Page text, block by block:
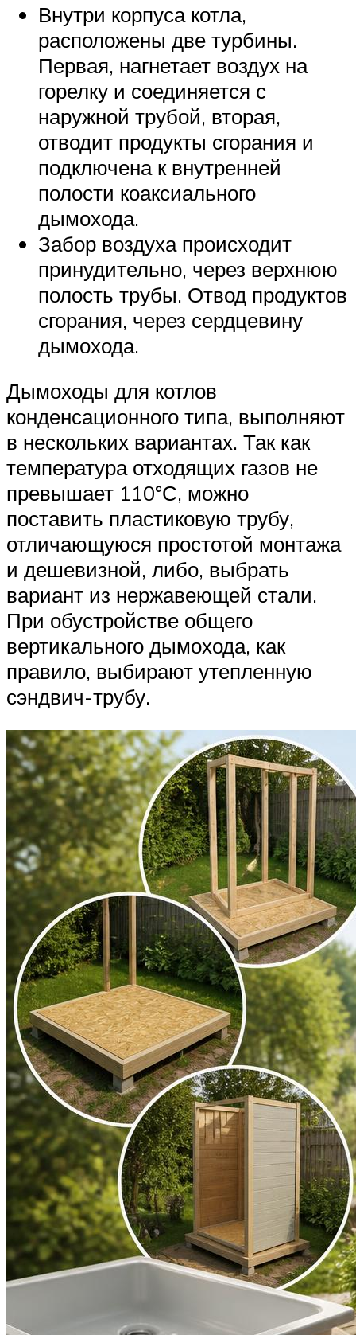
Внутри корпуса котла,
расположены две турбины.
Первая, нагнетает воздух на
горелку и соединяется с
наружной трубой, вторая,
отводит продукты сгорания и
подключена к внутренней
полости коаксиального
дымохода.
Забор воздуха происходит
принудительно, через верхнюю
полость трубы. Отвод продуктов
сгорания, через сердцевину
дымохода.
Дымоходы для котлов
конденсационного типа, выполняют
в нескольких вариантах. Так как
температура отходящих газов не
превышает 110°С, можно
поставить пластиковую трубу,
отличающуюся простотой монтажа
и дешевизной, либо, выбрать
вариант из нержавеющей стали.
При обустройстве общего
вертикального дымохода, как
правило, выбирают утепленную
сэндвич-трубу.